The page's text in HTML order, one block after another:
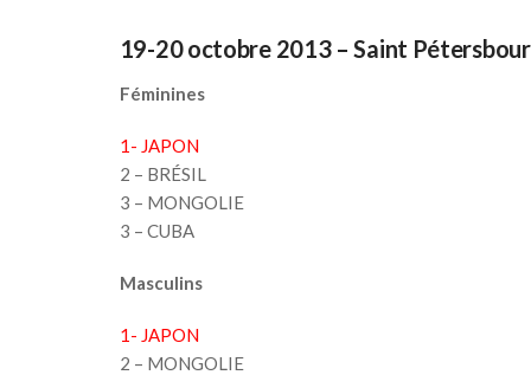
19-20 octobre 2013 –Saint
Féminines
1- JAPON
2 – BRÉSIL
3 – MONGOLIE
3 – CUBA
Masculins
1- JAPON
2 – MONGOLIE